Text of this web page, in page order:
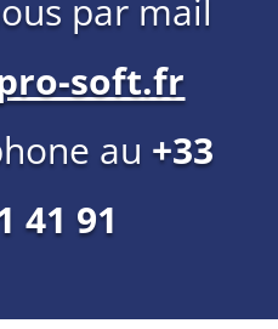
par mail
soft.fr
au +33
41 91